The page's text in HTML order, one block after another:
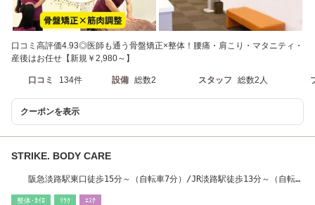
口コミ高評価4.93◎医師も通う骨盤矯正×整体！腰痛・肩こり・マタニティ・
産後はお任せ【新規￥2,980～】
口コミ 134件 設備 総数2 スタッフ 総数2人
クーポンを表示
STRIKE. BODY CARE
阪急淡路駅東口徒歩15分～（自転車7分）/JR淡路駅徒歩13分～（自転車
整体･ｶｲﾛ ﾘﾗｸ ｴｽﾃ